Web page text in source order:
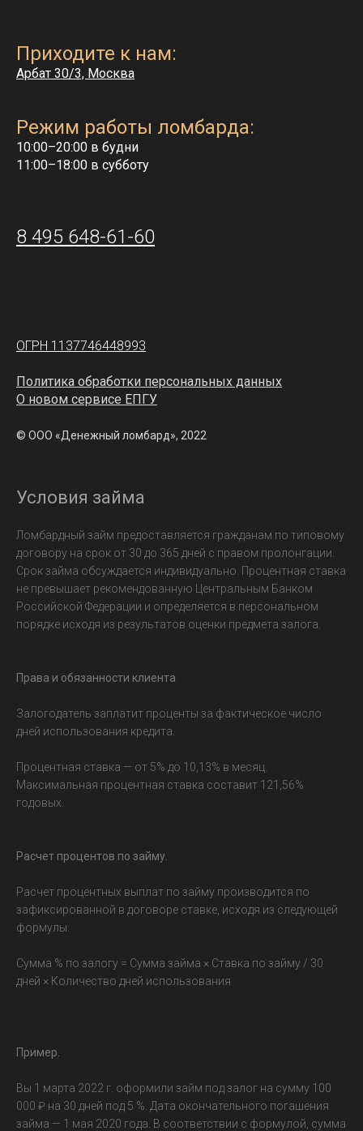
Приходите к нам:
Арбат 30/3, Москва
Режим работы ломбарда:
10:00–20:00 в будни
11:00–18:00 в субботу
8 495 648-61-60
ОГРН 1137746448993
Политика обработки персональных данных
О новом сервисе ЕПГУ
© ООО «Денежный ломбард», 2022
Условия займа
Ломбардный займ предоставляется гражданам по типовому
договору на срок от 30 до 365 дней с правом пролонгации.
Срок займа обсуждается индивидуально. Процентная ставка
не превышает рекомендованную Центральным Банком
Российской Федерации и определяется в персональном
порядке исходя из результатов оценки предмета залога.
Права и обязанности клиента
Залогодатель заплатит проценты за фактическое число
дней использования кредита.
Процентная ставка — от 5% до 10,13% в месяц.
Максимальная процентная ставка составит 121,56%
годовых.
Расчет процентов по займу.
Расчет процентных выплат по займу производится по
зафиксированной в договоре ставке, исходя из следующей
формулы:
Сумма % по залогу = Сумма займа × Ставка по займу / 30
дней × Количество дней использования
Пример.
Вы 1 марта 2022 г. оформили займ под залог на сумму 100
000 ₽ на 30 дней под 5 %. Дата окончательного погашения
займа — 1 мая 2020 года. В соответствии с формулой, сумма